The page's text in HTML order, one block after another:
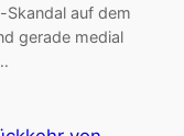
auf dem
gerade medial